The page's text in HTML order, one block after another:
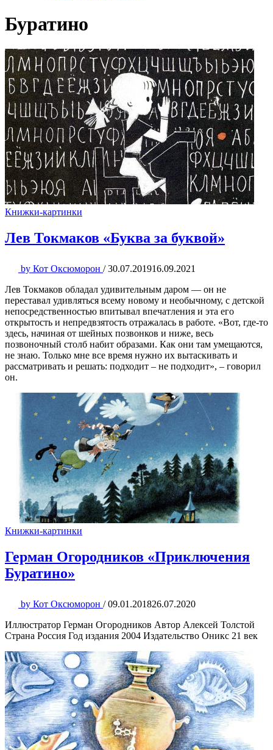
Буратино
Книжки-картинки
Лев Токмаков «Буква за буквой»
by Кот Оксюморон / 30.07.201916.09.2021
Лев Токмаков обладал удивительным даром — он не
переставал удивляться всему новому и необычному, с детской
непосредственностью впитывал впечатления и эта его
открытость и непредвзятость отражалась в работе. «Вот, где-то
здесь, начиная от шейных позвонков и ниже, весь
позвоночный столб набит образами. Как они там умещаются,
не знаю. Только мне все время нужно их вытаскивать и
рассматривать и решать: подходит – не подходит», – говорил
он.
Книжки-картинки
Герман Огородников «Приключения
Буратино»
by Кот Оксюморон / 09.01.201826.07.2020
Иллюстратор Герман Огородников Автор Алексей Толстой
Страна Россия Год издания 2004 Издательство Оникс 21 век